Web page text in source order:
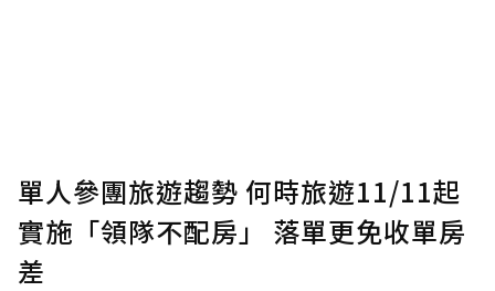
單人參團旅遊趨勢 何時旅遊11/11起
實施「領隊不配房」 落單更免收單房
差